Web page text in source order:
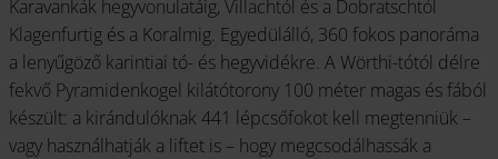
Karavankák hegyvonulatáig, Villachtól és a Dobratschtól
Klagenfurtig és a Koralmig. Egyedülálló, 360 fokos panoráma
a lenyűgöző karintiai tó- és hegyvidékre. A Wörthi-tótól délre
fekvő Pyramidenkogel kilátótorony 100 méter magas és fából
készült: a kirándulóknak 441 lépcsőfokot kell megtenniük –
vagy használhatják a liftet is – hogy megcsodálhassák a